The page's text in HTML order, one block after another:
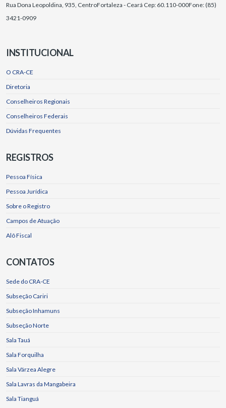
Rua Dona Leopoldina, 935, CentroFortaleza - Ceará Cep: 60.110-000Fone: (85)
3421-0909
INSTITUCIONAL
O CRA-CE
Diretoria
Conselheiros Regionais
Conselheiros Federais
Dúvidas Frequentes
REGISTROS
Pessoa Física
Pessoa Jurídica
Sobre o Registro
Campos de Atuação
Alô Fiscal
CONTATOS
Sede do CRA-CE
Subseção Cariri
Subseção Inhamuns
Subseção Norte
Sala Tauá
Sala Forquilha
Sala Várzea Alegre
Sala Lavras da Mangabeira
Sala Tianguá